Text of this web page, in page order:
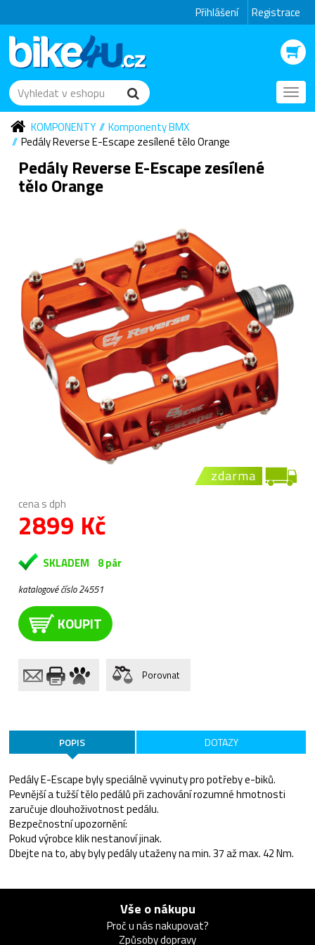
Přihlášení Registrace
KOMPONENTY
Komponenty BMX
Pedály Reverse E-Escape zesílené tělo Orange
Pedály Reverse E-Escape zesílené
tělo Orange
zdarma
cena s dph
2899 Kč
SKLADEM 8 pár
katalogové číslo 24551
KOUPIT
Porovnat
POPIS DOTAZY
Pedály E-Escape byly speciálně vyvinuty pro potřeby e-biků.
Pevnější a tužší tělo pedálů při zachování rozumné hmotnosti
zaručuje dlouhoživotnost pedálu.
Bezpečnostní upozornění:
Pokud výrobce klik nestanoví jinak.
Dbejte na to, aby byly pedály utaženy na min. 37 až max. 42 Nm.
Vše o nákupu
Proč u nás nakupovat?
Způsoby dopravy